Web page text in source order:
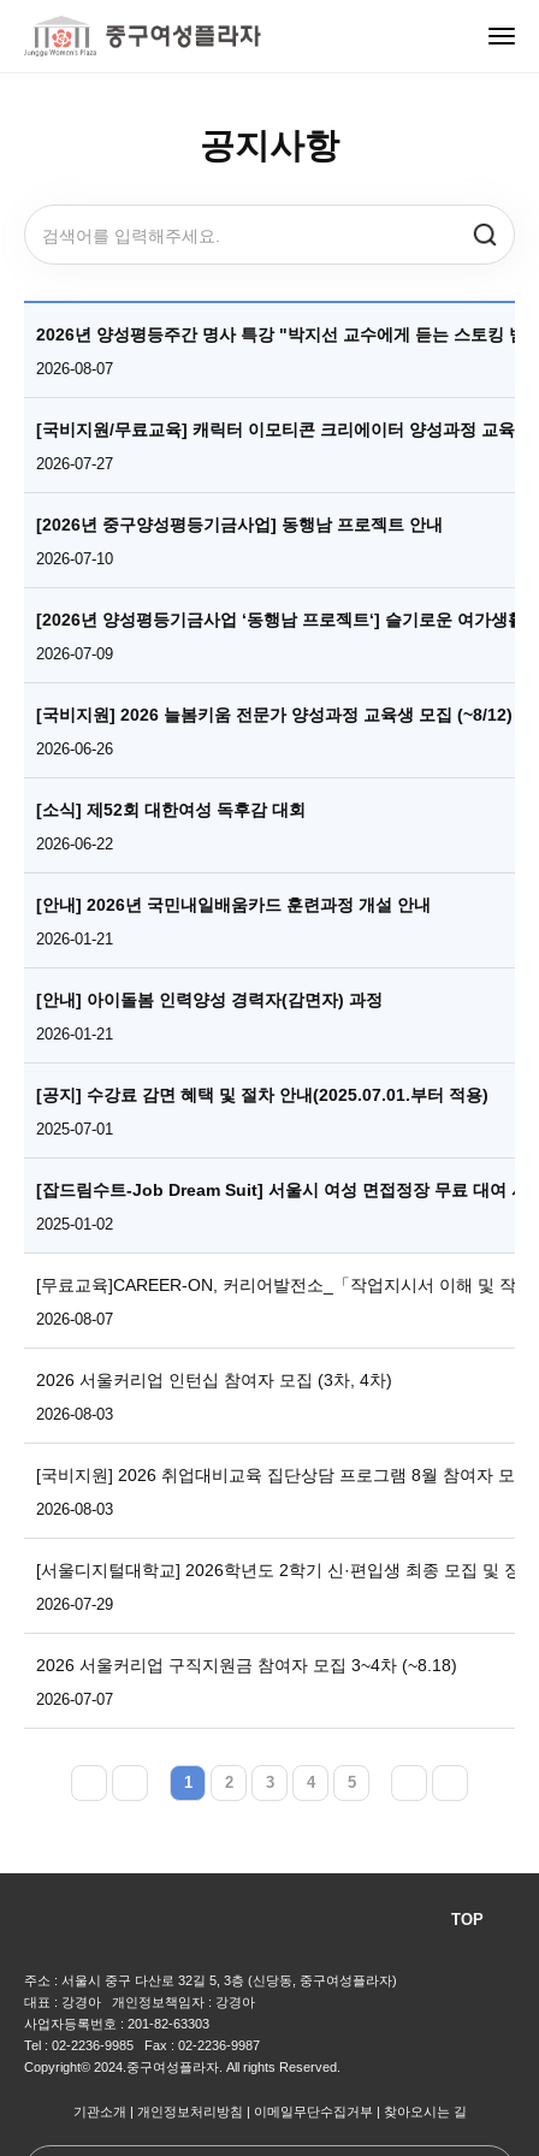
공지사항
2026년 양성평등주간 명사 특강 "박지선 교
2026-08-07
[국비지원/무료교육] 캐릭터 이모티콘 크리에이터 양성과정 교육생
2026-07-27
[2026년 중구양성평등기금사업] 동행남 프로젝트 안내
2026-07-10
[2026년 양성평등기금사업 ‘동행남 프로젝트‘] 슬기로운 여가생활
2026-07-09
[국비지원] 2026 늘봄키움 전문가 양성과정 교육생 모집 (~8/12)
2026-06-26
[소식] 제52회 대한여성 독후감 대회
2026-06-22
[안내] 2026년 국민내일배움카드 훈련과정 개설 안내
2026-01-21
[안내] 아이돌봄 인력양성 경력자(감면자) 과정
2026-01-21
[공지] 수강료 감면 혜택 및 절차 안내(2025.07.01.부터 적용)
2025-07-01
[잡드림수트-Job Dream Suit] 서울시 여성 면접정장 무료 대여 서
2025-01-02
[무료교육]CAREER-ON, 커리어발전소_「작업지시서 이해 및 작
2026-08-07
2026 서울커리업 인턴십 참여자 모집 (3차, 4차)
2026-08-03
[국비지원] 2026 취업대비교육 집단상담 프로그램 8월 참여자 모집
2026-08-03
[서울디지털대학교] 2026학년도 2학기 신·편입생 최
2026-07-29
2026 서울커리업 구직지원금 참여자 모집 3~4차 (~8.18)
2026-07-07
1 2 3 4 5
주소 : 서울시 중구 다산로 32길 5, 3층 (신당동, 중구여성플라자)
대표 : 강경아 개인정보책임자 : 강경아
사업자등록번호 : 201-82-63303
Tel : 02-2236-9985 Fax : 02-2236-9987
Copyright© 2024.중구여성플라자. All rights Reserved.
기관소개 개인정보처리방침 이메일무단수집거부 찾아오시는 길
TOP